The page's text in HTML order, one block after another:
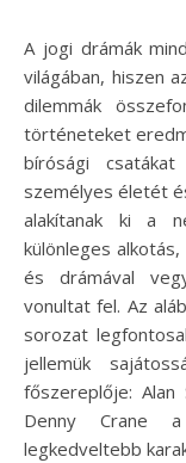
A jogi drámák mindig is népszerűek voltak a televíziózás
világában, hiszen
dilemmák
történeteket
bírósági
személyes életét
alakítanak ki a
különleges
és drámával
vonultat fel. Az
sorozat
jellemük
főszereplője: Alan
Denny Crane
legkedveltebb